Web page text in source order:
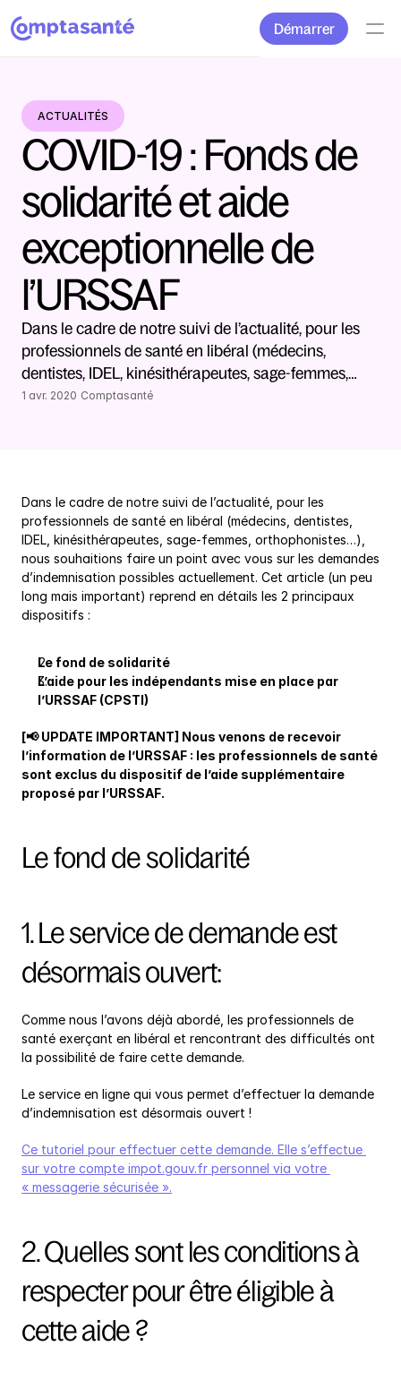
Démarrer
ACTUALITÉS
COVID-19 : Fonds de
solidarité et aide
exceptionnelle de
l’URSSAF
Dans le cadre de notre suivi de l’actualité, pour les
professionnels de santé en libéral (médecins,
dentistes, IDEL, kinésithérapeutes, sage-femmes,…
1 avr. 2020 Comptasanté
Dans le cadre de notre suivi de l’actualité, pour les
professionnels de santé en libéral (médecins, dentistes,
IDEL, kinésithérapeutes, sage-femmes, orthophonistes…),
nous souhaitions faire un point avec vous sur les demandes
d’indemnisation possibles actuellement. Cet article (un peu
long mais important) reprend en détails les 2 principaux
dispositifs :
Le fond de solidarité
L’aide pour les indépendants mise en place par
l’URSSAF (CPSTI)
[📢 UPDATE IMPORTANT] Nous venons de recevoir
l’information de l’URSSAF : les professionnels de santé
sont exclus du dispositif de l’aide supplémentaire
proposé par l’URSSAF.
Le fond de solidarité
1. Le service de demande est
désormais ouvert:
Comme nous l’avons déjà abordé, les professionnels de
santé exerçant en libéral et rencontrant des difficultés ont
la possibilité de faire cette demande.
Le service en ligne qui vous permet d’effectuer la demande
d’indemnisation est désormais ouvert !
Ce tutoriel pour effectuer cette demande. Elle s’effectue
sur votre compte impot.gouv.fr personnel via votre
« messagerie sécurisée ».
2. Quelles sont les conditions à
respecter pour être éligible à
cette aide ?